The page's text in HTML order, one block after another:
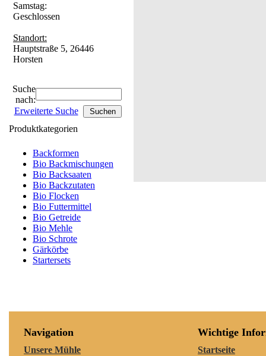
Samstag:
Geschlossen
Standort:
Hauptstraße 5, 26446
Horsten
Suche
nach:
Erweiterte Suche
Produktkategorien
Backformen
Bio Backmischungen
Bio Backsaaten
Bio Backzutaten
Bio Flocken
Bio Futtermittel
Bio Getreide
Bio Mehle
Bio Schrote
Gärkörbe
Startersets
Navigation
Unsere Mühle
Wichtige
Startseite